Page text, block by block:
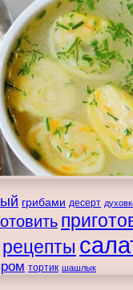
грибами десерт
рецепты
тортик шашлык